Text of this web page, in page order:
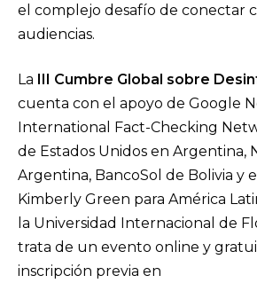
el complejo desafío de conectar
audiencias.
La
III Cumbre Global sobre
cuenta con el apoyo de Google
International Fact-Checking
de Estados Unidos en Argentina,
Argentina, BancoSol de Bolivia y
Kimberly Green para América
la Universidad Internacional de
trata de un evento online y
inscripción previa en